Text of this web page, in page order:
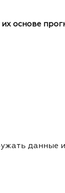
основе
данные